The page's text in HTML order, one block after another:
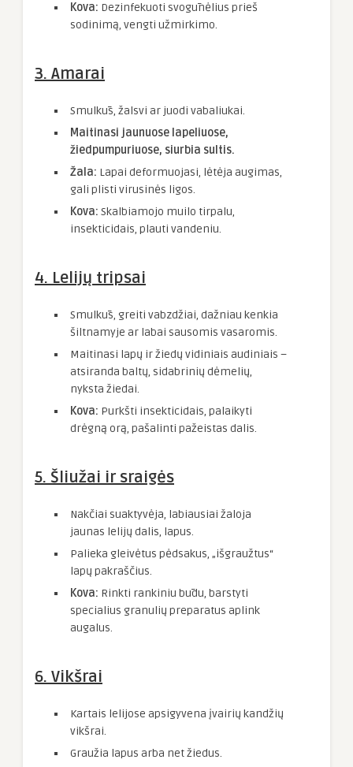
Kova: Dezinfekuoti svogūnėlius prieš
sodinimą, vengti užmirkimo.
3. Amarai
Smulkūs, žalsvi ar juodi vabaliukai.
Maitinasi jaunuose lapeliuose,
žiedpumpuriuose, siurbia sultis.
Žala: Lapai deformuojasi, lėtėja augimas,
gali plisti virusinės ligos.
Kova: Skalbiamojo muilo tirpalu,
insekticidais, plauti vandeniu.
4. Lelijų tripsai
Smulkūs, greiti vabzdžiai, dažniau kenkia
šiltnamyje ar labai sausomis vasaromis.
Maitinasi lapų ir žiedų vidiniais audiniais –
atsiranda baltų, sidabrinių dėmelių,
nyksta žiedai.
Kova: Purkšti insekticidais, palaikyti
drėgną orą, pašalinti pažeistas dalis.
5. Šliužai ir sraigės
Nakčiai suaktyvėja, labiausiai žaloja
jaunas lelijų dalis, lapus.
Palieka gleivėtus pėdsakus, „išgraužtus“
lapų pakraščius.
Kova: Rinkti rankiniu būdu, barstyti
specialius granulių preparatus aplink
augalus.
6. Vikšrai
Kartais lelijose apsigyvena įvairių kandžių
vikšrai.
Graužia lapus arba net žiedus.